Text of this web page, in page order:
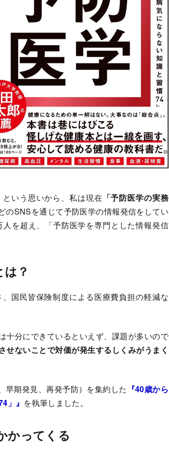
いう思いから、私は現在 「予防医学の実務
のSNSを通じて予防医学の情報発信をしてい
を超え、「予防医学を専門とした情報発信
？
国民皆保険制度による医療費負担の軽減な
分にできているといえず、課題が多いので
せないことで対価が発生するしくみがうまく
期発見、再発予防）を集約した 『40歳から
」』 を執筆しました。
かってくる